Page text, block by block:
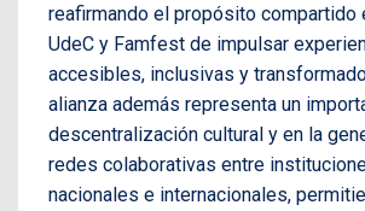
reafirmando el propósito compartido
UdeC y Famfest de impulsar
accesibles, inclusivas y
alianza además representa un
descentralización cultural y en la
redes colaborativas entre
nacionales e internacionales,